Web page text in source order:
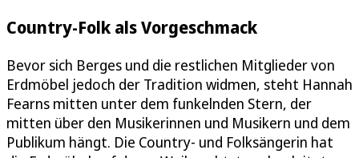
Country-Folk als Vorgeschmack
Bevor sich Berges und die restlichen Mitglieder von
Erdmöbel jedoch der Tradition widmen, steht Hannah
Fearns mitten unter dem funkelnden Stern, der
mitten über den Musikerinnen und Musikern und dem
Publikum hängt. Die Country- und Folksängerin hat